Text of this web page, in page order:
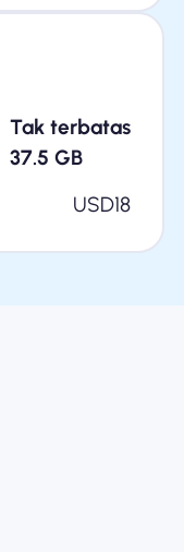
Tak terbatas
37.5 GB
USD18